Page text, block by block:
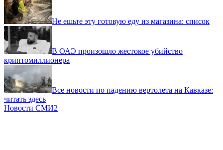
Не ешьте эту готовую еду из магазина: список
В ОАЭ произошло жестокое убийство
криптомиллионера
Все новости по падению вертолета на Кавказе:
читать здесь
Новости СМИ2